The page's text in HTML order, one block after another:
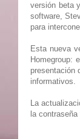
versión beta
software,
para
Esta nueva
Homegroup:
presentación
informativos.
La
la